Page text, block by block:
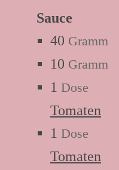
Sauce
40 Gramm
10 Gramm
1 Dose
Tomaten
1 Dose
Tomaten